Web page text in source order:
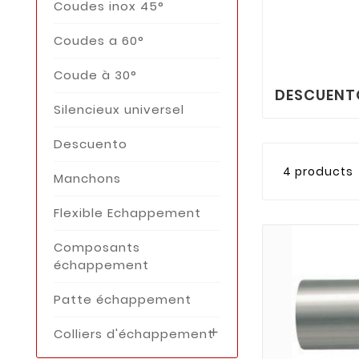
Coudes inox 45°
Coudes a 60°
Coude à 30°
Silencieux universel
Descuento
Manchons
Flexible Echappement
Composants
échappement
Patte échappement
Colliers d'échappement
4 products